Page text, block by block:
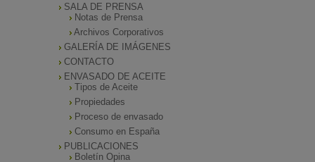
SALA DE PRENSA
Notas de Prensa
Archivos Corporativos
GALERÍA DE IMÁGENES
CONTACTO
ENVASADO DE ACEITE
Tipos de Aceite
Propiedades
Proceso de envasado
Consumo en España
PUBLICACIONES
Boletín Opina